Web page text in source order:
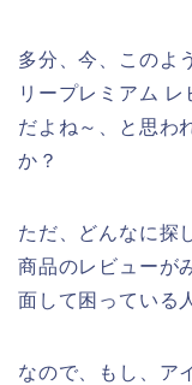
多分、今、このよ
リープレミアム
だよね～、と思わ
か？
ただ、どんなに探
商品のレビューが
面して困っている
なので、もし、ア